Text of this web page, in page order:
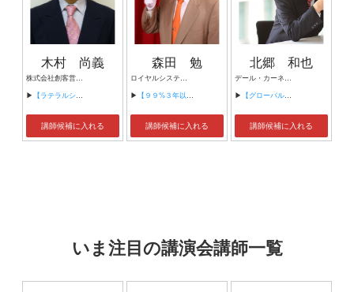
木村 尚義
株式会社創客営業研究所 代表取締役
▶ 【ラテラルシンキング入門】
講師候補に入れる
森田 勉
ロイヤルシステム株式会社 代表取締役
▶ 【９９%３年以内に出世する発想力の極意】
講師候補に入れる
北郷 和也
デール・カーネギー・トレーニング西日本 代表
▶ 【グローバル・リーダーシップ】
講師候補に入れる
いま注目の講演会講師一覧